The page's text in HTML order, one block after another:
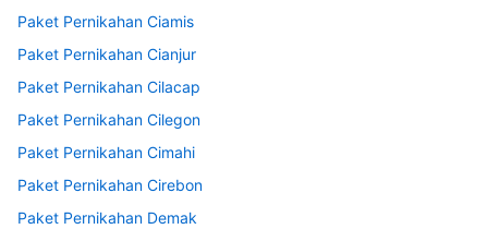
Paket Pernikahan Ciamis
Paket Pernikahan Cianjur
Paket Pernikahan Cilacap
Paket Pernikahan Cilegon
Paket Pernikahan Cimahi
Paket Pernikahan Cirebon
Paket Pernikahan Demak